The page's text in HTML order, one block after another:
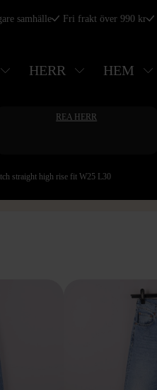
samhälle Fri frakt över 990 kr
HERR HEM
REA HERR
straight high rise fit W25 L30